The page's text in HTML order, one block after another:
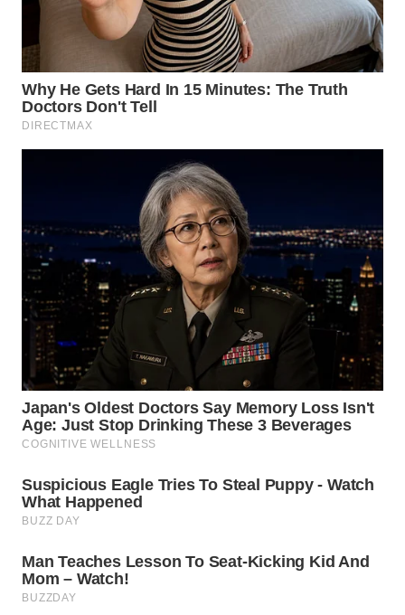
TAPANULI
UTARA
WN
PADANG
LAWAS
WN
SUMEDANG
WN
CIANJUR
WN
SERIBU
WN
WN